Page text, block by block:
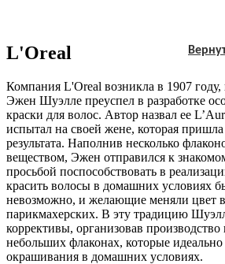
L'Oreal
Компания L'Oreal возникла в 1907 году,
Эжен Шуэлле преуспел в разработке
краски для волос. Автор назвал ее
испытал на своей жене, которая пришла
результата. Наполнив несколько
веществом, Эжен отправился к
просьбой поспособствовать в
красить волосы в домашних условиях
невозможно, и желающие меняли цвет
парикмахерских. В эту традицию
коррективы, организовав производство
небольших флаконах, которые
окрашивания в домашних условиях.